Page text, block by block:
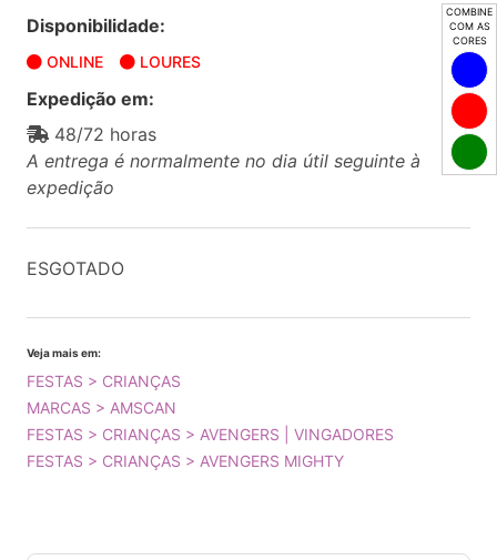
COMBINE
COM AS
CORES
Disponibilidade:
ONLINE LOURES
Expedição em:
48/72 horas
A entrega é normalmente no dia útil seguinte à
expedição
ESGOTADO
Veja mais em:
FESTAS > CRIANÇAS
MARCAS > AMSCAN
FESTAS > CRIANÇAS > AVENGERS | VINGADORES
FESTAS > CRIANÇAS > AVENGERS MIGHTY